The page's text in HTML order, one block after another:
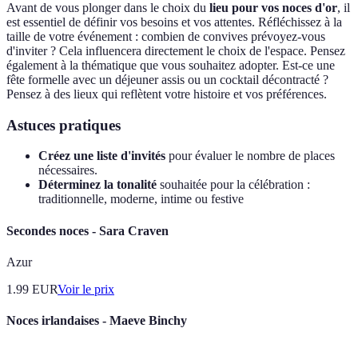
Avant de vous plonger dans le choix du lieu pour vos noces d'or, il
est essentiel de définir vos besoins et vos attentes. Réfléchissez à la
taille de votre événement : combien de convives prévoyez-vous
d'inviter ? Cela influencera directement le choix de l'espace. Pensez
également à la thématique que vous souhaitez adopter. Est-ce une
fête formelle avec un déjeuner assis ou un cocktail décontracté ?
Pensez à des lieux qui reflètent votre histoire et vos préférences.
Astuces pratiques
Créez une liste d'invités pour évaluer le nombre de places
nécessaires.
Déterminez la tonalité souhaitée pour la célébration :
traditionnelle, moderne, intime ou festive
Secondes noces - Sara Craven
Azur
1.99 EURVoir le prix
Noces irlandaises - Maeve Binchy